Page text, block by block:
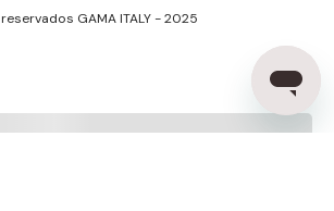
GAMA ITALY - 2025